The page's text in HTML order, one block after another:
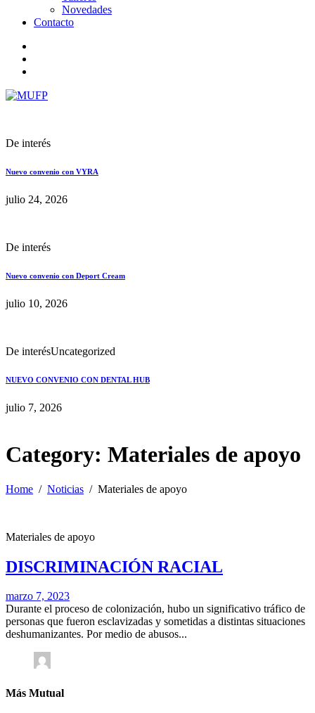
Novedades
Contacto
De interés
Nuevo convenio con VYRA
julio 24, 2026
De interés
Nuevo convenio con Deport Cream
julio 10, 2026
De interésUncategorized
NUEVO CONVENIO CON DENTAL HUB
julio 7, 2026
Category: Materiales de apoyo
Home Noticias Materiales de apoyo
Materiales de apoyo
DISCRIMINACIÓN RACIAL
marzo 7, 2023
Durante el proceso de colonización, hubo un significativo tráfico de
personas que fueron esclavizadas y sometidas a distintas situaciones
deshumanizantes. Por medio de abusos...
Más Mutual